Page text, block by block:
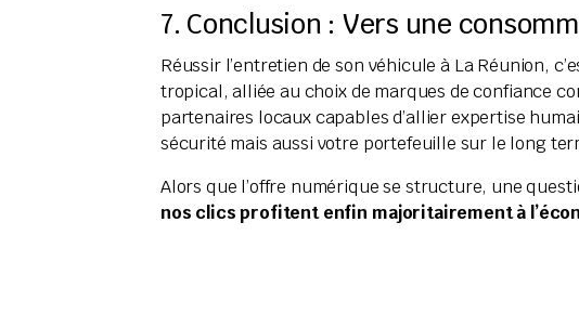
7. Conclusion : Vers une
Réussir l’entretien de son véhicule à La Réunion,
tropical, alliée au choix de marques de confiance
partenaires locaux capables d’allier expertise
sécurité mais aussi votre portefeuille sur le long
Alors que l’offre numérique se structure, une
nos clics profitent enfin majoritairement à